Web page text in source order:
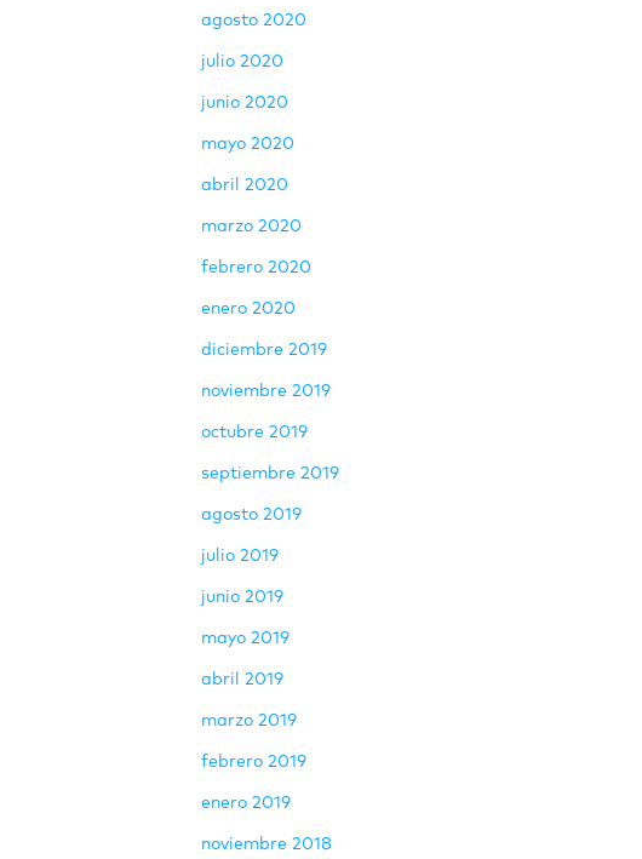
agosto 2020
julio 2020
junio 2020
mayo 2020
abril 2020
marzo 2020
febrero 2020
enero 2020
diciembre 2019
noviembre 2019
octubre 2019
septiembre 2019
agosto 2019
julio 2019
junio 2019
mayo 2019
abril 2019
marzo 2019
febrero 2019
enero 2019
noviembre 2018